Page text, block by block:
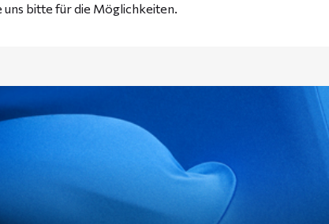
bitte für die Möglichkeiten.